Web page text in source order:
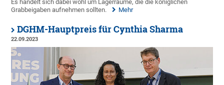
Es handelt sich dabei wohl um Lagerräume, die die königlichen
Grabbeigaben aufnehmen sollten.
Mehr
DGHM-Hauptpreis für Cynthia Sharma
22.09.2023